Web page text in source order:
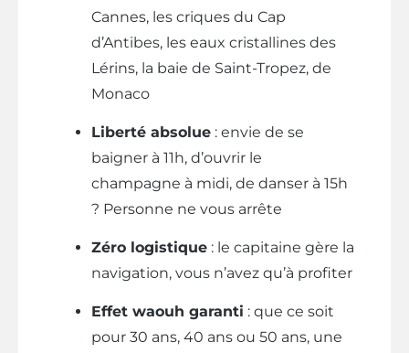
Cannes, les criques du Cap
d’Antibes, les eaux cristallines des
Lérins, la baie de Saint-Tropez, de
Monaco
Liberté absolue : envie de se
baigner à 11h, d’ouvrir le
champagne à midi, de danser à 15h
? Personne ne vous arrête
Zéro logistique : le capitaine gère la
navigation, vous n’avez qu’à profiter
Effet waouh garanti : que ce soit
pour 30 ans, 40 ans ou 50 ans, une